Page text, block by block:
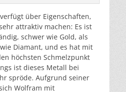
über Eigenschaften,
attraktiv machen: Es ist
schwer wie Gold, als
Diamant, und es hat mit
höchsten Schmelzpunkt
ist dieses Metall bei
spröde. Aufgrund seiner
Wolfram mit